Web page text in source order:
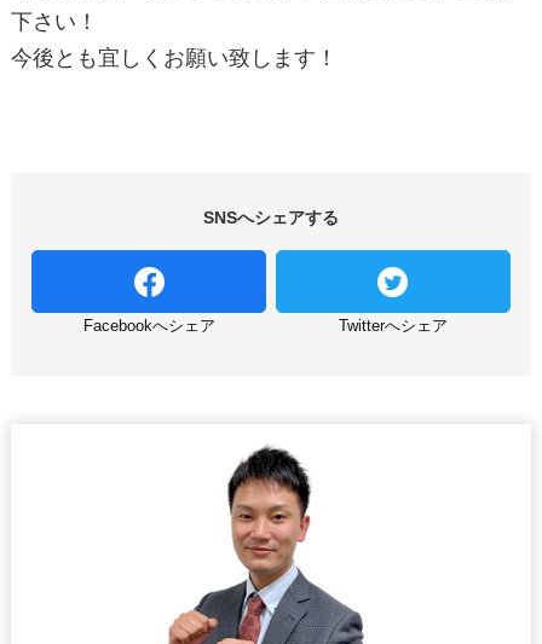
下さい！
今後とも宜しくお願い致します！
SNSへシェアする
Facebookへシェア Twitterへシェア